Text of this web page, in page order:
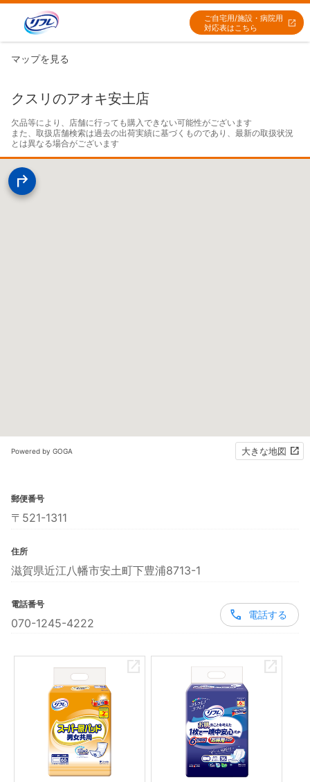
ご自宅用/施設・病院用
対応表はこちら
マップを見る
クスリのアオキ安土店
欠品等により、店舗に行っても購入できない可能性がございます
また、取扱店舗検索は過去の出荷実績に基づくものであり、最新の取扱状況
とは異なる場合がございます
Powered by GOGA 大きな地図
郵便番号
〒521-1311
住所
滋賀県近江八幡市安土町下豊浦8713-1
電話番号
070-1245-4222
電話する